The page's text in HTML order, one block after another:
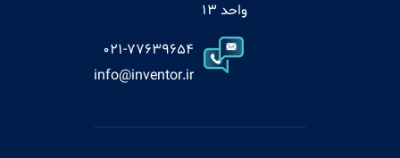
واحد 13
021-77639654
info@inventor.ir